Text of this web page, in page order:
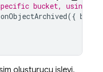
bucket, using
onObjectArchived({
oluşturucu işlevi,